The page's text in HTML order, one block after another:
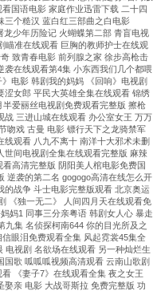
国语电影 家庭作业迅雷下载 二十四
三个糙汉 蓝白红三部曲之白电影
少年历险记 火蝴蝶第二部 青盲电视
瞄准在线观看 巨胸的教师护士在线观
致青春电影 前列腺之家 徐步高枪击
在线观看第4集 小东西我们几个都喂
电影 韩剧我的妈妈 《回响》电视剧
涩女郎 平民大英雄全集在线观看 锦绣
爱丽丝电视剧免费观看完整版 擦枪
战 三进山城在线观看 办公室女王 万万
吻戏 古曼 电影 镖行天下之龙骑禁军
观看 八九不离十 南洋十大邪术未删
间电视剧全集在线观看完整版 麻辣
高清完整版 阴阳美人棺电影免费国
逆袭的第二名 gogogo高清在线怎么开
的战争 斗士电影完整版观看 北京奥运
《独一无二》 人间四月天在线观看免
妈1 同事三分亲粤语 韩剧女人心 暴走
九集 名侦探柯南644 你的目光所及之
眼泪免费观看全集 风起霓裳45集全
电视剧 名欲场在线观看 另一种灿烂生
歌 呱呱呱视频高清观看 云南山歌剧
《妻子7》在线观看全集 夜之女王
亲 电影 大战哥斯拉 免费完整版 功